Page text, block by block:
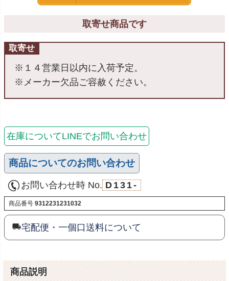
取寄せ商品です
取寄せ
※１４営業日以内に入荷予定。
※メーカー欠品ご容赦ください。
在庫についてLINEでお問い合わせ
商品についてのお問い合わせ
お問い合わせ時 No. D131-
商品番号 9312231231032
宅配便・一個口送料について
商品説明